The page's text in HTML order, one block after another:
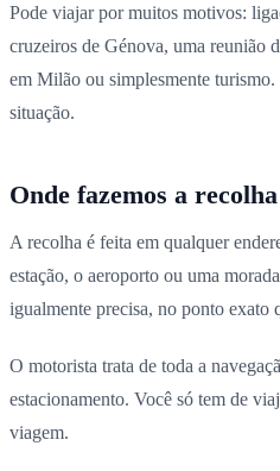
Pode viajar por muitos motivos:
cruzeiros de Génova, uma reunião
em Milão ou simplesmente turismo.
situação.
Onde fazemos a
A recolha é feita em qualquer
estação, o aeroporto ou uma
igualmente precisa, no ponto exato
O motorista trata de toda a
estacionamento. Você só tem de
viagem.